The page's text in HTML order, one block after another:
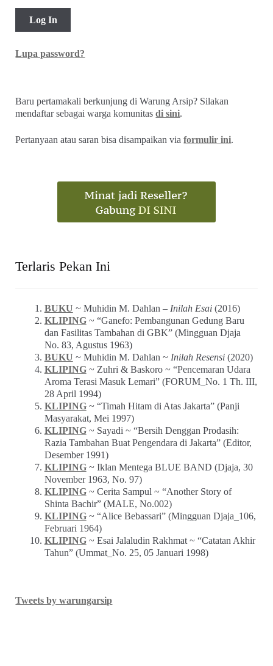
Lupa password?
Baru pertamakali berkunjung di Warung Arsip? Silakan
mendaftar sebagai warga komunitasdi sini.
Pertanyaan atau saran bisa disampaikan viaformulir ini.
Terlaris Pekan Ini
BUKU ~ Muhidin M. Dahlan – Inilah Esai(2016)
KLIPING~ “Ganefo: Pembangunan Gedung Baru
dan Fasilitas Tambahan di GBK” (Mingguan Djaja
No. 83, Agustus 1963)
BUKU ~ Muhidin M. Dahlan ~ Inilah Resensi(2020)
KLIPING~ Zuhri & Baskoro ~ “Pencemaran Udara
Aroma Terasi Masuk Lemari” (FORUM_No. 1 Th. III,
28 April 1994)
KLIPING~ “Timah Hitam di Atas Jakarta” (Panji
Masyarakat, Mei 1997)
KLIPING~ Sayadi ~ “Bersih Denggan Prodasih:
Razia Tambahan Buat Pengendara di Jakarta” (Editor,
Desember 1991)
KLIPING~ Iklan Mentega BLUE BAND (Djaja, 30
November 1963, No. 97)
KLIPING~ Cerita Sampul ~ “Another Story of
Shinta Bachir” (MALE, No.002)
KLIPING~ “Alice Bebassari” (Mingguan Djaja_106,
Februari 1964)
KLIPING~ Esai Jalaludin Rakhmat ~ “Catatan Akhir
Tahun” (Ummat_No. 25, 05 Januari 1998)
Tweets by warungarsip